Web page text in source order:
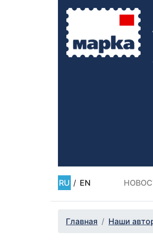
RU / EN
Главная Наши